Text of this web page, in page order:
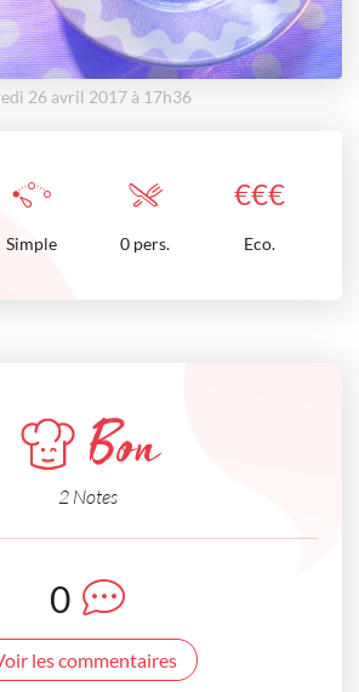
26 avril 2017 à 17h36
€€€
Simple 0 pers. Eco.
Bon
2 Notes
0
les commentaires